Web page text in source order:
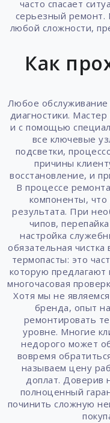
часто спасает
серьезный
любой сложности,
Как
Любое обслуживание
диагностики.
и с помощью
все ключевые
подсветки,
причины
восстановление, и
В процессе
компоненты, что
результата. При
чипов,
настройка
обязательная
термопасты: это
которую предлагают
многочасовая
Хотя мы не
бренда, опыт
ремонтировать
уровне. Многие
недорого может
вовремя
называем цену
доплат. Доверив
полноценный
починить сложную